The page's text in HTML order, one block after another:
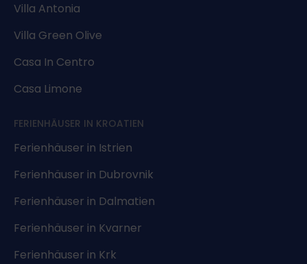
Villa Antonia
Villa Green Olive
Casa In Centro
Casa Limone
FERIENHÄUSER IN KROATIEN
Ferienhäuser in Istrien
Ferienhäuser in Dubrovnik
Ferienhäuser in Dalmatien
Ferienhäuser in Kvarner
Ferienhäuser in Krk